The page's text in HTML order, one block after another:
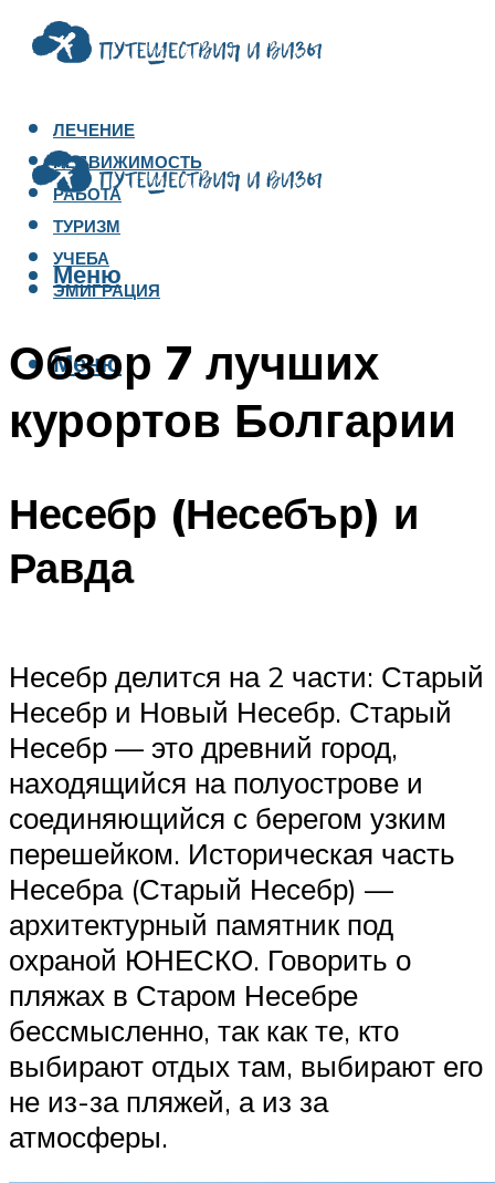
ЛЕЧЕНИЕ
НЕДВИЖИМОСТЬ
РАБОТА
ТУРИЗМ
УЧЕБА
ЭМИГРАЦИЯ
Меню
Меню
Обзор 7 лучших
курортов Болгарии
Несебр (Несебър) и
Равда
Несебр делитcя на 2 части: Старый
Несебр и Новый Несебр. Старый
Несебр — это древний город,
находящийся на полуострове и
соединяющийся с берегом узким
перешейком. Историческая часть
Несебра (Старый Несебр) —
архитектурный памятник под
охраной ЮНЕСКО. Говорить о
пляжах в Старом Несебре
бессмысленно, так как те, кто
выбирают отдых там, выбирают его
не из-за пляжей, а из за
атмосферы.